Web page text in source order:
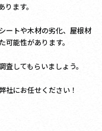
ます。
ートや木材の劣化、屋根材
能性があります。
してもらいましょう。
社にお任せください！